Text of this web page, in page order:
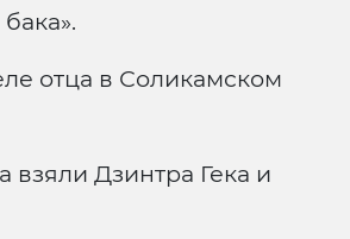
отца в Соликамском
Дзинтра Гека и